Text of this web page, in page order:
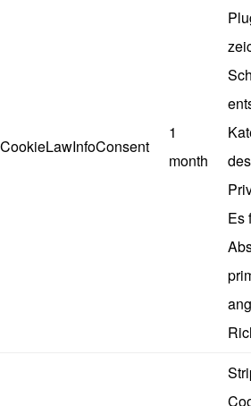
CookieLawInfoConsent
1
month
Es